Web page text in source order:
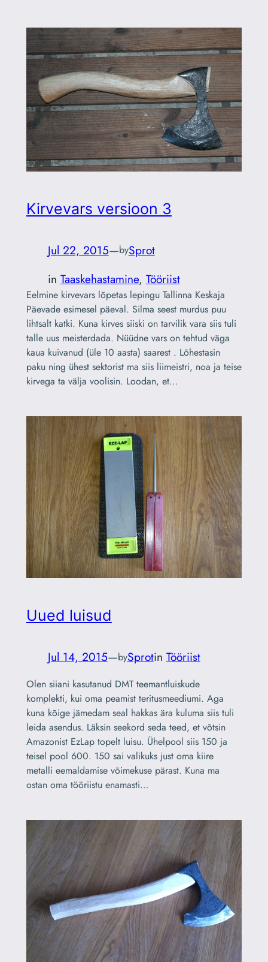
Kirvevars versioon 3
Jul 22, 2015—bySprot
in Taaskehastamine, Tööriist
Eelmine kirvevars lõpetas lepingu Tallinna Keskaja
Päevade esimesel päeval. Silma seest murdus puu
lihtsalt katki. Kuna kirves siiski on tarvilik vara siis tuli
talle uus meisterdada. Nüüdne vars on tehtud väga
kaua kuivanud (üle 10 aasta) saarest . Lõhestasin
paku ning ühest sektorist ma siis liimeistri, noa ja teise
kirvega ta välja voolisin. Loodan, et…
Uued luisud
Jul 14, 2015—bySprotin Tööriist
Olen siiani kasutanud DMT teemantluiskude
komplekti, kui oma peamist teritusmeediumi. Aga
kuna kõige jämedam seal hakkas ära kuluma siis tuli
leida asendus. Läksin seekord seda teed, et võtsin
Amazonist EzLap topelt luisu. Ühelpool siis 150 ja
teisel pool 600. 150 sai valikuks just oma kiire
metalli eemaldamise võimekuse pärast. Kuna ma
ostan oma tööriistu enamasti…